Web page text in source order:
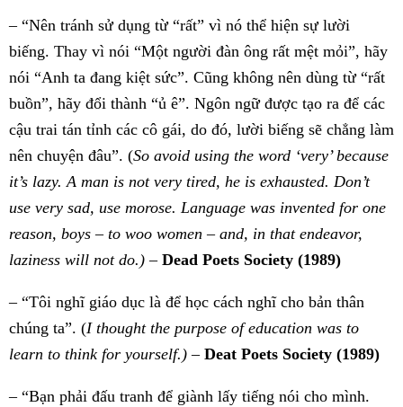
– “Nên tránh sử dụng từ “rất” vì nó thể hiện sự lười
biếng. Thay vì nói “Một người đàn ông rất mệt mỏi”, hãy
nói “Anh ta đang kiệt sức”. Cũng không nên dùng từ “rất
buồn”, hãy đổi thành “ủ ê”. Ngôn ngữ được tạo ra để các
cậu trai tán tỉnh các cô gái, do đó, lười biếng sẽ chẳng làm
nên chuyện đâu”. (So avoid using the word ‘very’ because
it’s lazy. A man is not very tired, he is exhausted. Don’t
use very sad, use morose. Language was invented for one
reason, boys – to woo women – and, in that endeavor,
laziness will not do.)– Dead Poets Society (1989)
– “Tôi nghĩ giáo dục là để học cách nghĩ cho bản thân
chúng ta”. (I thought the purpose of education was to
learn to think for yourself.)– Deat Poets Society (1989)
– “Bạn phải đấu tranh để giành lấy tiếng nói cho mình.